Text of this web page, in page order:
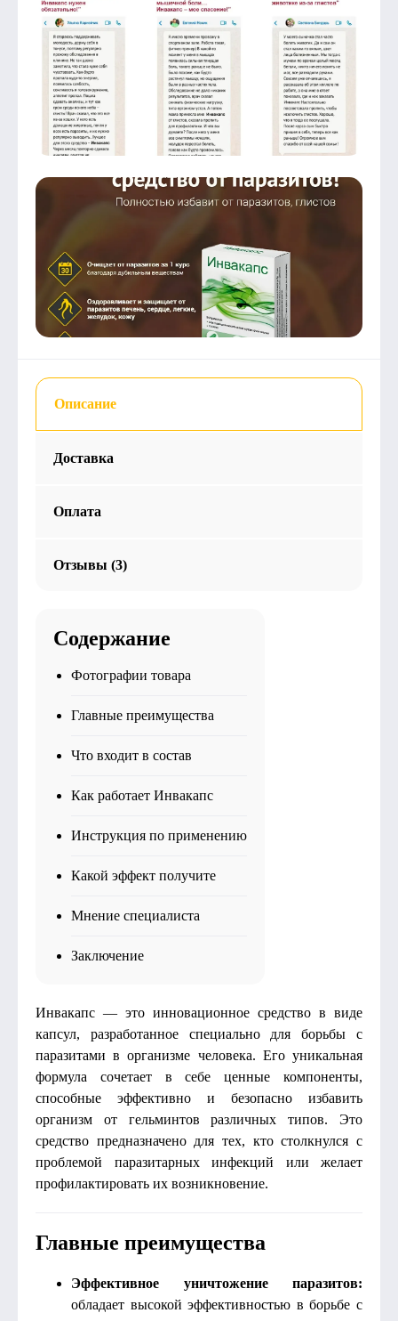
Описание
Доставка
Оплата
Отзывы (3)
Содержание
Фотографии товара
Главные преимущества
Что входит в состав
Как работает Инвакапс
Инструкция по применению
Какой эффект получите
Мнение специалиста
Заключение
Инвакапс — это инновационное средство в виде
капсул, разработанное специально для борьбы с
паразитами в организме человека. Его уникальная
формула сочетает в себе ценные компоненты,
способные эффективно и безопасно избавить
организм от гельминтов различных типов. Это
средство предназначено для тех, кто столкнулся с
проблемой паразитарных инфекций или желает
профилактировать их возникновение.
Главные преимущества
Эффективное уничтожение паразитов:
обладает высокой эффективностью в борьбе с